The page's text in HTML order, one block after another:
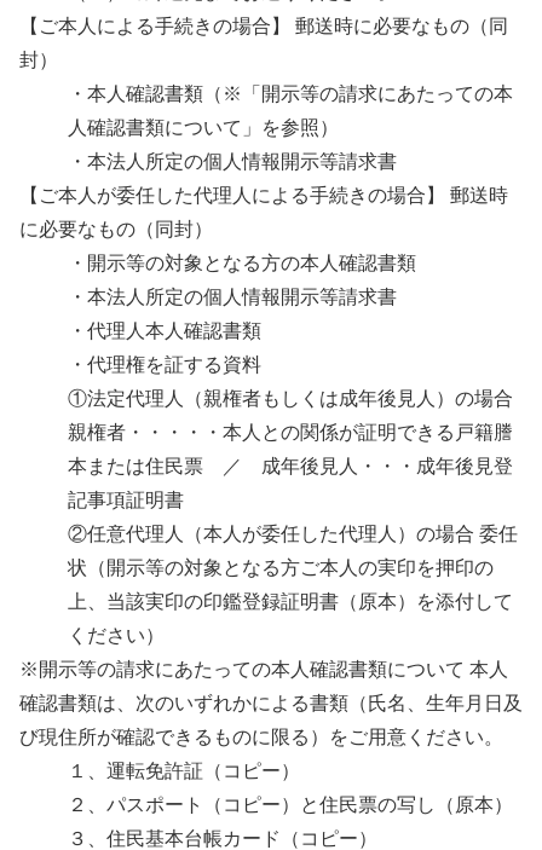
【ご本人による手続きの場合】 郵送時に必要なもの（同
封）
・本人確認書類（※「開示等の請求にあたっての本
人確認書類について」を参照）
・本法人所定の個人情報開示等請求書
【ご本人が委任した代理人による手続きの場合】 郵送時
に必要なもの（同封）
・開示等の対象となる方の本人確認書類
・本法人所定の個人情報開示等請求書
・代理人本人確認書類
・代理権を証する資料
①法定代理人（親権者もしくは成年後見人）の場合
親権者・・・・・本人との関係が証明できる戸籍謄
本または住民票 ／ 成年後見人・・・成年後見登
記事項証明書
②任意代理人（本人が委任した代理人）の場合 委任
状（開示等の対象となる方ご本人の実印を押印の
上、当該実印の印鑑登録証明書（原本）を添付して
ください）
※開示等の請求にあたっての本人確認書類について 本人
確認書類は、次のいずれかによる書類（氏名、生年月日及
び現住所が確認できるものに限る）をご用意ください。
１、運転免許証（コピー）
２、パスポート（コピー）と住民票の写し（原本）
３、住民基本台帳カード（コピー）